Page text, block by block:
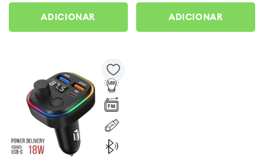
ADICIONAR
5G
ADICIONAR